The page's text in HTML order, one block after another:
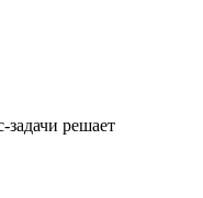
задачи решает